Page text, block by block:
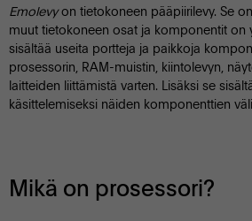
Emolevyon tietokoneen pääpiirilevy. Se
muut tietokoneen osat ja komponentit on
sisältää useita portteja ja paikkoja
prosessorin, RAM-muistin, kiintolevyn,
laitteiden liittämistä varten. Lisäksi se
käsittelemiseksi näiden komponenttien
Mikä on prosessori?